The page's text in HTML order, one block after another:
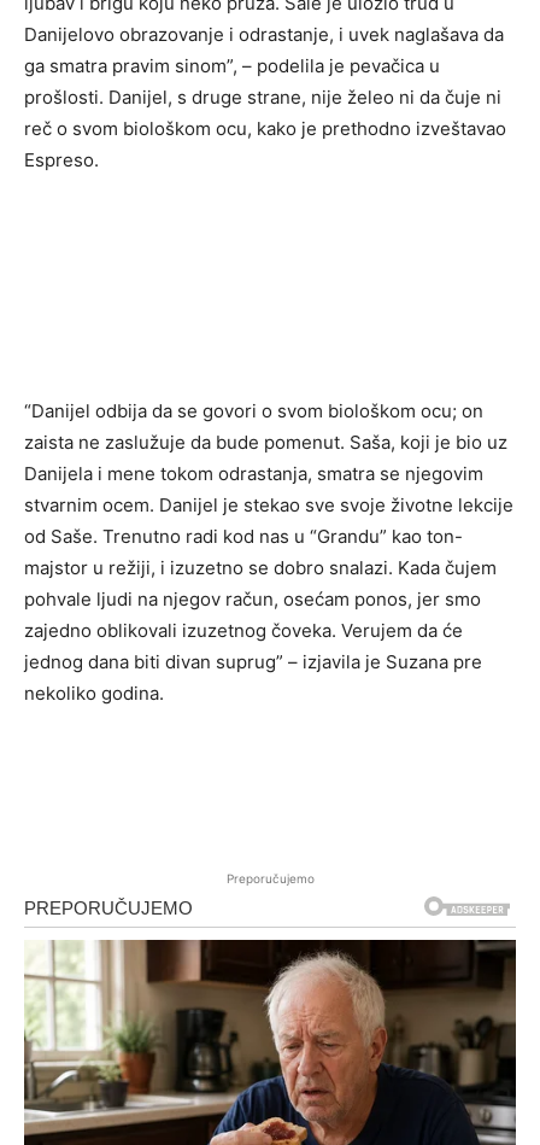
Danijelovo obrazovanje i odrastanje, i uvek naglašava da
ga smatra pravim sinom”, – podelila je pevačica u
prošlosti. Danijel, s druge strane, nije želeo ni da čuje ni
reč o svom biološkom ocu, kako je prethodno izveštavao
Espreso.
“Danijel odbija da se govori o svom biološkom ocu; on
zaista ne zaslužuje da bude pomenut. Saša, koji je bio uz
Danijela i mene tokom odrastanja, smatra se njegovim
stvarnim ocem. Danijel je stekao sve svoje životne lekcije
od Saše. Trenutno radi kod nas u “Grandu” kao ton-
majstor u režiji, i izuzetno se dobro snalazi. Kada čujem
pohvale ljudi na njegov račun, osećam ponos, jer smo
zajedno oblikovali izuzetnog čoveka. Verujem da će
jednog dana biti divan suprug” – izjavila je Suzana pre
nekoliko godina.
Preporučujemo